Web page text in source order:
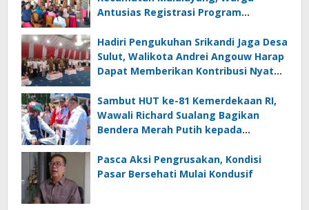
Antusias Registrasi Program
Hadiri Pengukuhan Srikandi Jaga Desa
Sulut, Walikota Andrei Angouw Harap
Dapat Memberikan Kontribusi Nyata
Sambut HUT ke-81 Kemerdekaan RI,
Wawali Richard Sualang Bagikan
Bendera Merah Putih kepada
Pasca Aksi Pengrusakan, Kondisi
Pasar Bersehati Mulai Kondusif